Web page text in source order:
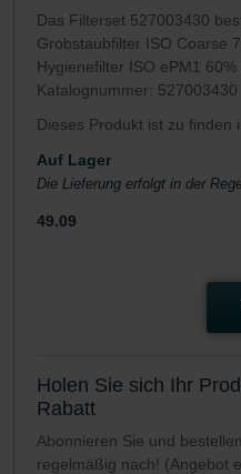
Das Filterset 527003430
Grobstaubfilter ISO Coarse
Hygienefilter ISO ePM1 60%
Katalognummer: 527003430
Dieses Produkt ist zu finden
Auf Lager
Die Lieferung erfolgt in der
49.09
Holen Sie sich Ihr
Rabatt
Abonnieren Sie und
regelmäßig nach! (Angebot